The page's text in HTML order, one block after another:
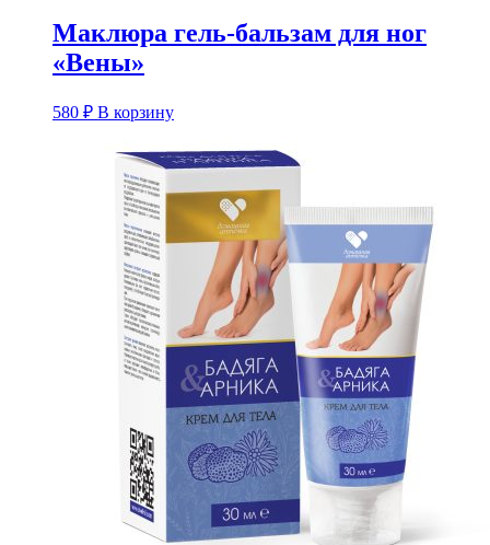
Маклюра гель-бальзам для ног
«Вены»
580 ₽ В корзину